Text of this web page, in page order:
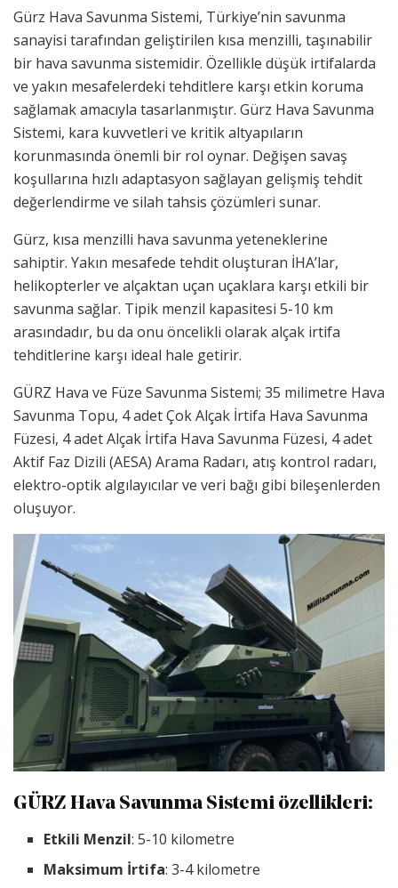
Gürz Hava Savunma Sistemi, Türkiye’nin savunma
sanayisi tarafından geliştirilen kısa menzilli, taşınabilir
bir hava savunma sistemidir. Özellikle düşük irtifalarda
ve yakın mesafelerdeki tehditlere karşı etkin koruma
sağlamak amacıyla tasarlanmıştır. Gürz Hava Savunma
Sistemi, kara kuvvetleri ve kritik altyapıların
korunmasında önemli bir rol oynar. Değişen savaş
koşullarına hızlı adaptasyon sağlayan gelişmiş tehdit
değerlendirme ve silah tahsis çözümleri sunar.
Gürz, kısa menzilli hava savunma yeteneklerine
sahiptir. Yakın mesafede tehdit oluşturan İHA’lar,
helikopterler ve alçaktan uçan uçaklara karşı etkili bir
savunma sağlar. Tipik menzil kapasitesi 5-10 km
arasındadır, bu da onu öncelikli olarak alçak irtifa
tehditlerine karşı ideal hale getirir.
GÜRZ Hava ve Füze Savunma Sistemi; 35 milimetre Hava
Savunma Topu, 4 adet Çok Alçak İrtifa Hava Savunma
Füzesi, 4 adet Alçak İrtifa Hava Savunma Füzesi, 4 adet
Aktif Faz Dizili (AESA) Arama Radarı, atış kontrol radarı,
elektro-optik algılayıcılar ve veri bağı gibi bileşenlerden
oluşuyor.
GÜRZ Hava Savunma Sistemi özellikleri:
Etkili Menzil: 5-10 kilometre
Maksimum İrtifa: 3-4 kilometre